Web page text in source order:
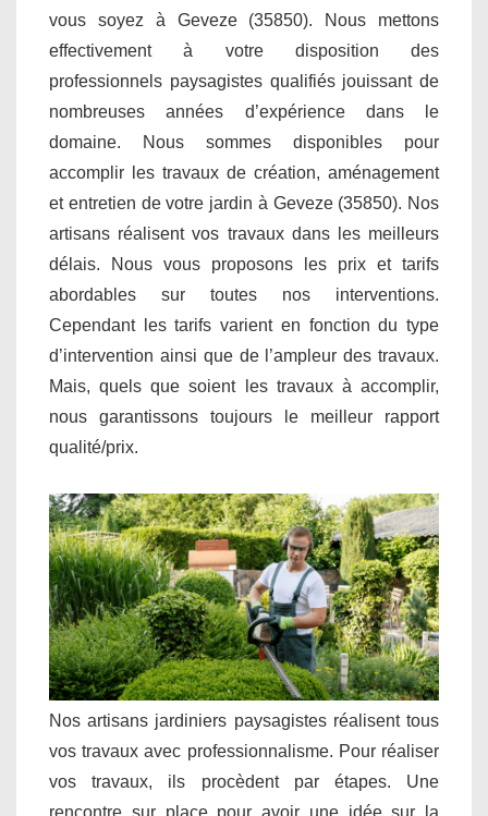
vous soyez à Geveze (35850). Nous mettons
effectivement à votre disposition des
professionnels paysagistes qualifiés jouissant de
nombreuses années d’expérience dans le
domaine. Nous sommes disponibles pour
accomplir les travaux de création, aménagement
et entretien de votre jardin à Geveze (35850). Nos
artisans réalisent vos travaux dans les meilleurs
délais. Nous vous proposons les prix et tarifs
abordables sur toutes nos interventions.
Cependant les tarifs varient en fonction du type
d’intervention ainsi que de l’ampleur des travaux.
Mais, quels que soient les travaux à accomplir,
nous garantissons toujours le meilleur rapport
qualité/prix.
Nos artisans jardiniers paysagistes réalisent tous
vos travaux avec professionnalisme. Pour réaliser
vos travaux, ils procèdent par étapes. Une
rencontre sur place pour avoir une idée sur la